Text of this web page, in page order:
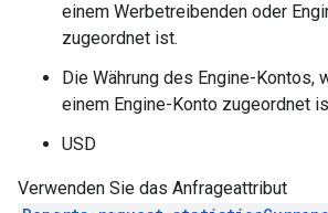
einem Werbetreibenden oder
zugeordnet ist.
Die Währung des Engine-Kontos,
einem Engine-Konto zugeordnet
USD
Verwenden Sie das Anfrageattribut